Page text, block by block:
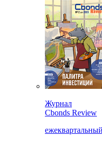
Журнал
Cbonds Review